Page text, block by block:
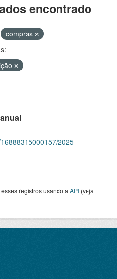
encontrado
compras
2025
registros usando a API (veja